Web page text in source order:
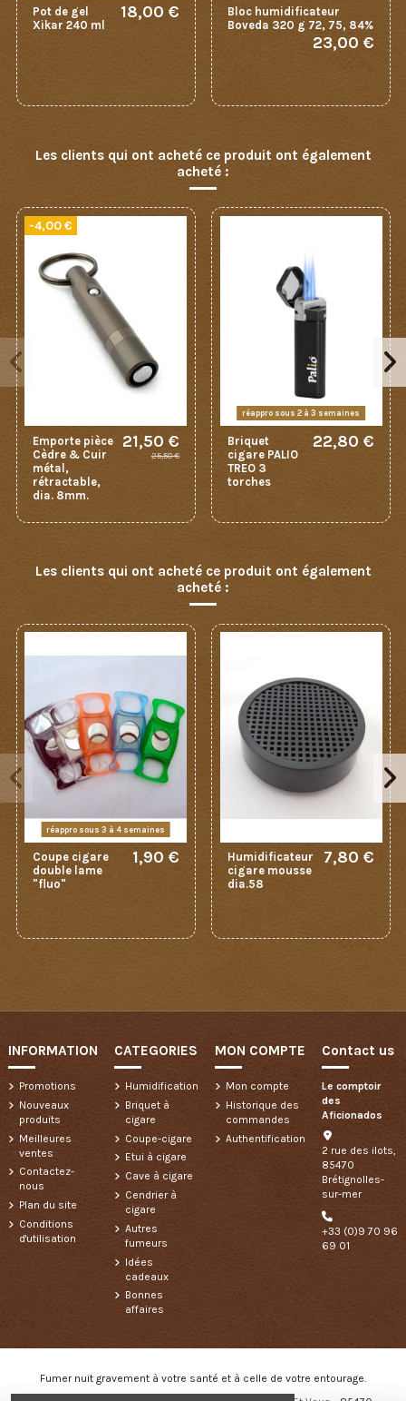
Pot de gel
Xikar 240 ml
18,00 €
Bloc humidificateur
Boveda 320 g 72, 75, 84%
23,00 €
Les clients qui ont acheté ce produit ont également
acheté :
-4,00 €
Emporte pièce
Cèdre & Cuir
métal,
rétractable,
dia. 8mm.
21,50 €
25,50 €
réappro sous 2 à 3 semaines
Briquet
cigare PALIO
TREO 3
torches
22,80 €
Les clients qui ont acheté ce produit ont également
acheté :
réappro sous 3 à 4 semaines
Coupe cigare
double lame
"fluo"
1,90 €
Humidificateur
cigare mousse
dia.58
7,80 €
INFORMATION
Promotions
Nouveaux
produits
Meilleures
ventes
Contactez-
nous
Plan du site
Conditions
d'utilisation
CATEGORIES
Humidification
Briquet à
cigare
Coupe-cigare
Etui à cigare
Cave à cigare
Cendrier à
cigare
Autres
fumeurs
Idées
cadeaux
Bonnes
affaires
MON COMPTE
Mon compte
Historique des
commandes
Authentification
Contact us
Le comptoir
des
Aficionados
2 rue des ilots,
85470
Brétignolles-
sur-mer
+33 (0)9 70 96
69 01
Fumer nuit gravement à votre santé et à celle de votre entourage.